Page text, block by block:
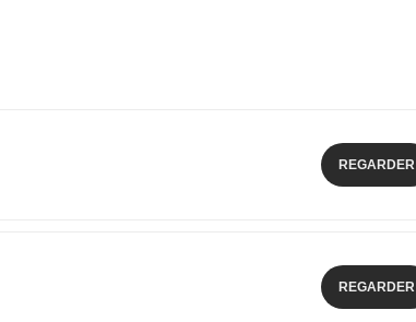
REGARDER
REGARDER